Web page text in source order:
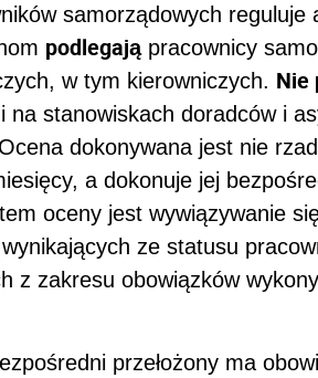
samorządowych
podlegająpracownicy
w tym kierowniczych. Nie
na stanowiskach doradców i
dokonywana jest nie
a dokonuje jej
oceny jest wywiązywanie
ze statusu
z zakresu obowiązków
przełożony ma